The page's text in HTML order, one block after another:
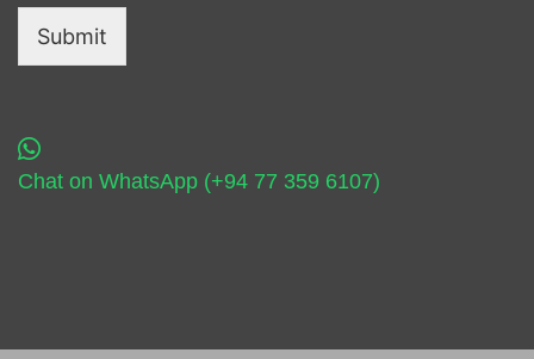
Submit
Chat on WhatsApp (+94 77 359 6107)